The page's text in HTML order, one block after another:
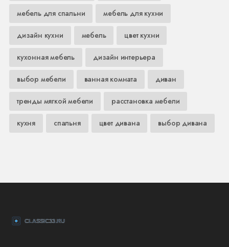
мебель для спальни мебель для кухни
дизайн кухни мебель цвет кухни
кухонная мебель дизайн интерьера
выбор мебели ванная комната диван
тренды мягкой мебели расстановка мебели
кухня спальня цвет дивана выбор дивана